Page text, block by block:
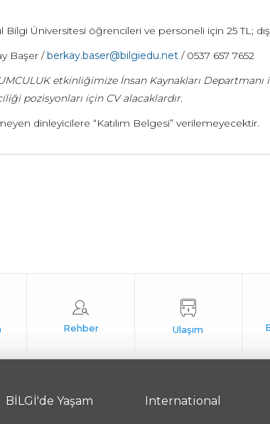
Bilgi Üniversitesi öğrencileri ve personeli için 25 TL;
Başer /berkay.baser@bilgiedu.net/ 0537 657 7652
etkinliğimize İnsan Kaynakları
pozisyonları için CV alacaklardır.
dinleyicilere “Katılım Belgesi” verilemeyecektir.
BİLGİ'de Yaşam International